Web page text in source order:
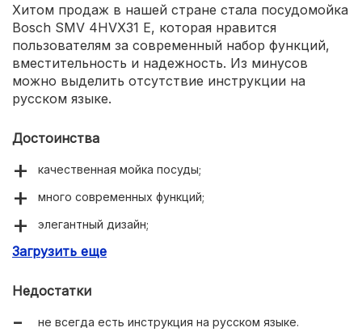
Хитом продаж в нашей стране стала посудомойка
Bosch SMV 4HVX31 E, которая нравится
пользователям за современный набор функций,
вместительность и надежность. Из минусов
можно выделить отсутствие инструкции на
русском языке.
Достоинства
качественная мойка посуды;
много современных функций;
элегантный дизайн;
тихая работа.
Загрузить еще
Недостатки
не всегда есть инструкция на русском языке.